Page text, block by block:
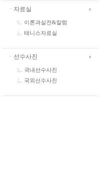
ㆍ자료실
이론과실전&칼럼
테니스자료실
ㆍ선수사진
국내선수사진
국외선수사진